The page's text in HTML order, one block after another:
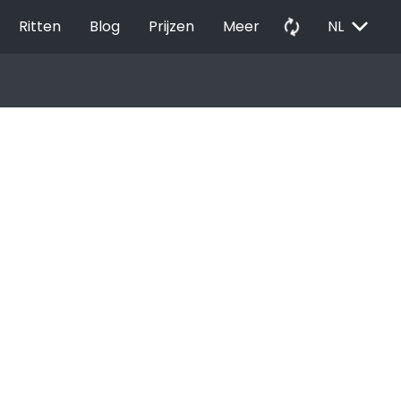
Ritten Blog Prijzen Meer autorenew NL EXPAND_MORE